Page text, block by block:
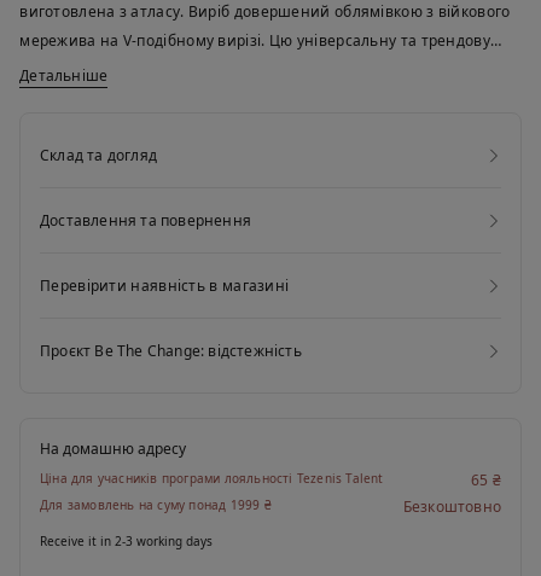
виготовлена з атласу. Виріб довершений облямівкою з війкового
мережива на V-подібному вирізі. Цю універсальну та трендову
модель можна носити як нижню білизну або як самостійний
Детальніше
Склад та догляд
Доставлення та повернення
Перевірити наявність в магазині
Проєкт Be The Change: відстежність
На домашню адресу
Ціна для учасників програми лояльності Tezenis Talent 65 ₴
Для замовлень на суму понад 1999 ₴ Безкоштовно
Receive it in 2-3 working days